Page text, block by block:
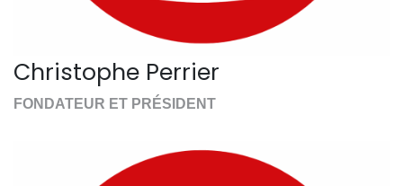
Christophe Perrier
FONDATEUR ET PRÉSIDENT